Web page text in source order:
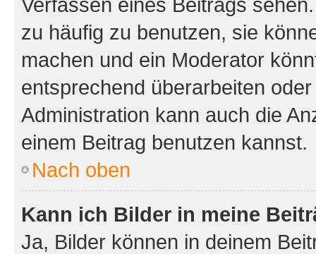
zu häufig zu benutzen, sie
machen und ein Moderator
entsprechend überarbeiten
Administration kann auch die
einem Beitrag benutzen kannst.
Nach oben
Kann ich Bilder in meine
Ja, Bilder können in deinem